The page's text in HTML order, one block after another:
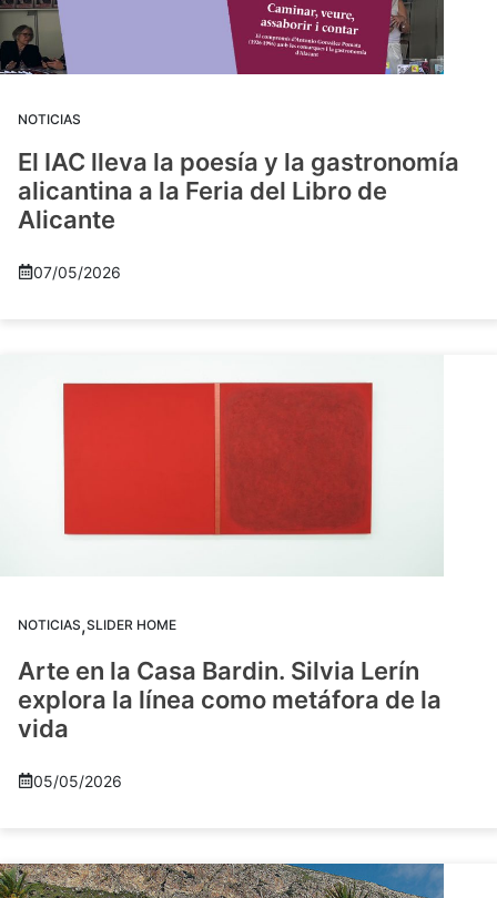
NOTICIAS
El IAC lleva la poesía y la gastronomía
alicantina a la Feria del Libro de
Alicante
07/05/2026
NOTICIAS,SLIDER HOME
Arte en la Casa Bardin. Silvia Lerín
explora la línea como metáfora de la
vida
05/05/2026